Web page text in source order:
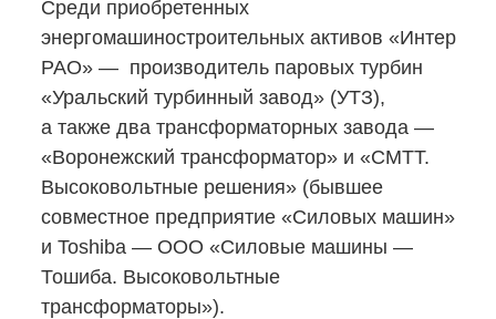
Среди приобретенных
энергомашиностроительных активов «Интер
РАО» — производитель паровых турбин
«Уральский турбинный завод» (УТЗ),
а также два трансформаторных завода —
«Воронежский трансформатор» и «СМТТ.
Высоковольтные решения» (бывшее
совместное предприятие «Силовых машин»
и Toshiba — ООО «Силовые машины —
Тошиба. Высоковольтные
трансформаторы»).